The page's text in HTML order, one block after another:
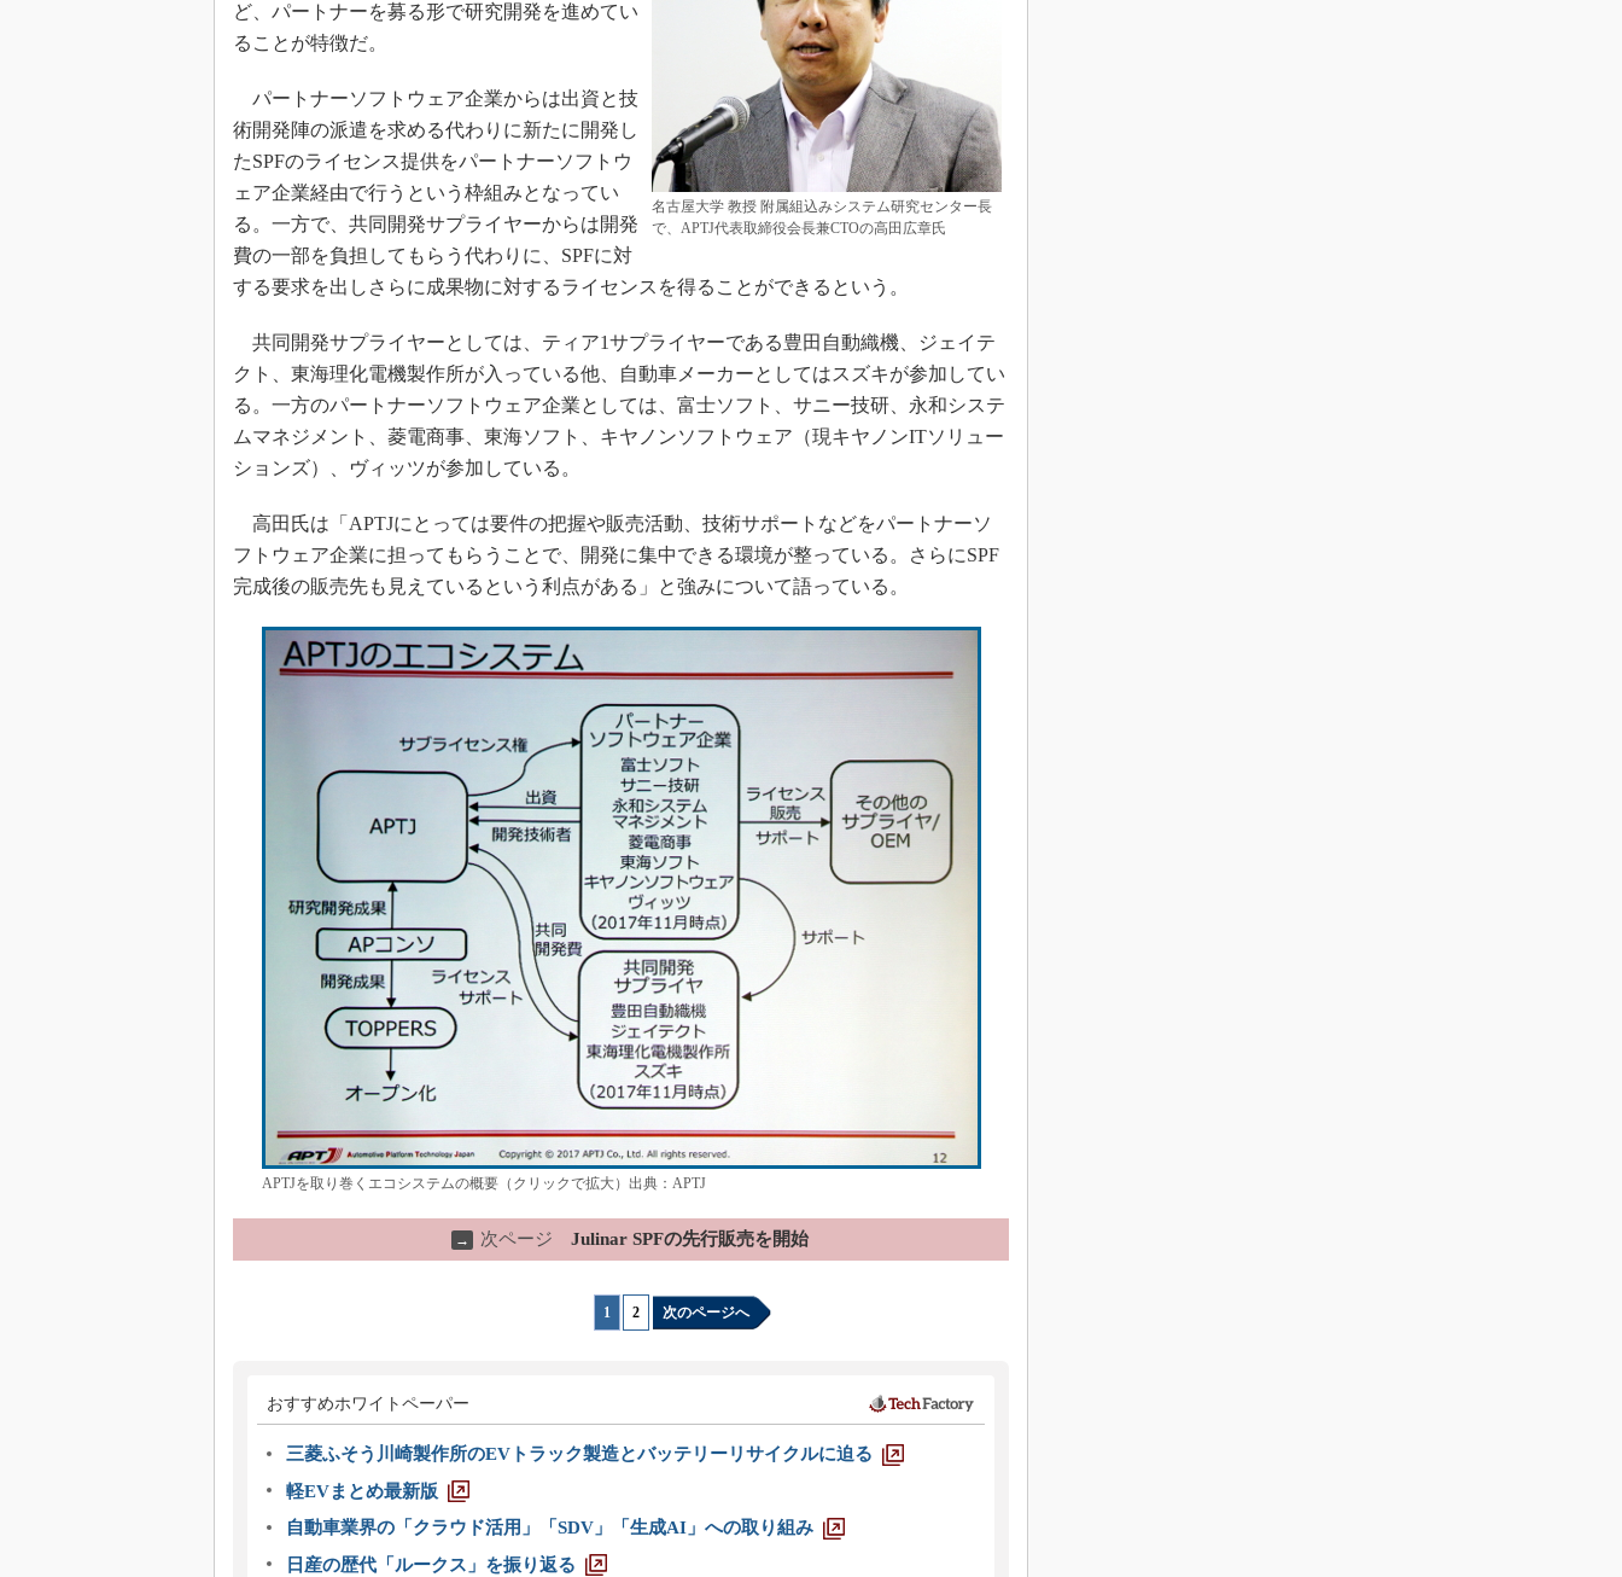
名古屋大学 教授 附属組込みシステム研究センター長
で、APTJ代表取締役会長兼CTOの高田広章氏
ど、パートナーを募る形で研究開発を進めてい
ることが特徴だ。
パートナーソフトウェア企業からは出資と技
術開発陣の派遣を求める代わりに新たに開発し
たSPFのライセンス提供をパートナーソフトウ
ェア企業経由で行うという枠組みとなってい
る。一方で、共同開発サプライヤーからは開発
費の一部を負担してもらう代わりに、SPFに対
する要求を出しさらに成果物に対するライセンスを得ることができるという。
共同開発サプライヤーとしては、ティア1サプライヤーである豊田自動織機、ジェイテ
クト、東海理化電機製作所が入っている他、自動車メーカーとしてはスズキが参加してい
る。一方のパートナーソフトウェア企業としては、富士ソフト、サニー技研、永和システ
ムマネジメント、菱電商事、東海ソフト、キヤノンソフトウェア（現キヤノンITソリュー
ションズ）、ヴィッツが参加している。
高田氏は「APTJにとっては要件の把握や販売活動、技術サポートなどをパートナーソ
フトウェア企業に担ってもらうことで、開発に集中できる環境が整っている。さらにSPF
完成後の販売先も見えているという利点がある」と強みについて語っている。
APTJを取り巻くエコシステムの概要（クリックで拡大）出典：APTJ
→ 次ページ Julinar SPFの先行販売を開始
1 2 次のページへ
おすすめホワイトペーパー
三菱ふそう川崎製作所のEVトラック製造とバッテリーリサイクルに迫る
軽EVまとめ最新版
自動車業界の「クラウド活用」「SDV」「生成AI」への取り組み
日産の歴代「ルークス」を振り返る